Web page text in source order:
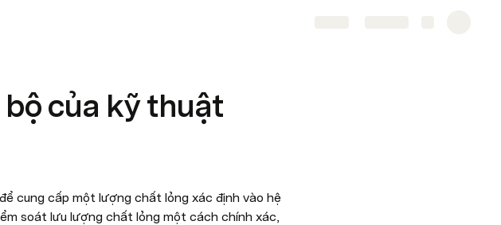
của kỹ thuật
cung cấp một lượng chất lỏng xác định vào hệ
soát lưu lượng chất lỏng một cách chính xác,